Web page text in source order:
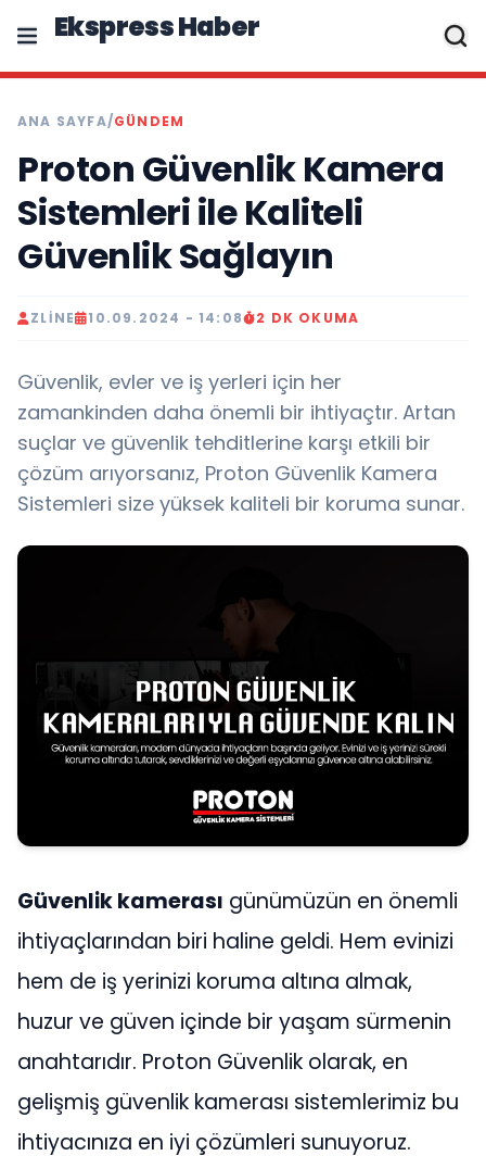
Ekspress Haber
ANA SAYFA/GÜNDEM
Proton Güvenlik Kamera
Sistemleri ile Kaliteli
Güvenlik Sağlayın
ZLINE 10.09.2024 - 14:08 2 DK OKUMA
Güvenlik, evler ve iş yerleri için her
zamankinden daha önemli bir ihtiyaçtır. Artan
suçlar ve güvenlik tehditlerine karşı etkili bir
çözüm arıyorsanız, Proton Güvenlik Kamera
Sistemleri size yüksek kaliteli bir koruma sunar.
Güvenlik kamerası günümüzün en önemli
ihtiyaçlarından biri haline geldi. Hem evinizi
hem de iş yerinizi koruma altına almak,
huzur ve güven içinde bir yaşam sürmenin
anahtarıdır. Proton Güvenlik olarak, en
gelişmiş güvenlik kamerası sistemlerimiz bu
ihtiyacınıza en iyi çözümleri sunuyoruz.